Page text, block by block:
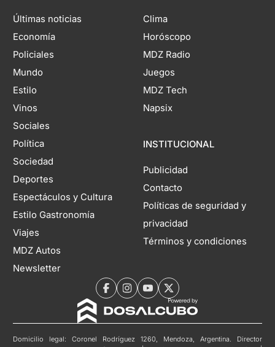
Últimas noticias
Economía
Policiales
Mundo
Estilo
Vinos
Sociales
Política
Sociedad
Deportes
Espectáculos y Cultura
Estilo Gastronomía
Viajes
MDZ Autos
Newsletter
Clima
Horóscopo
MDZ Radio
Juegos
MDZ Tech
Napsix
INSTITUCIONAL
Publicidad
Contacto
Políticas de seguridad y
privacidad
Términos y condiciones
Domicilio legal: Coronel Rodríguez 1260, Mendoza, Argentina. Director